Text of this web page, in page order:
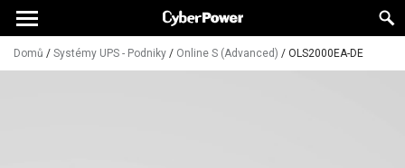
Domů / Systémy UPS - Podniky / Online S (Advanced) / OLS2000EA-DE